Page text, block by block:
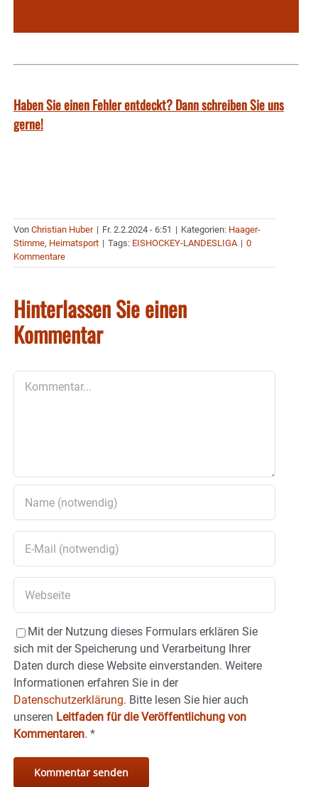
Haben Sie einen Fehler entdeckt? Dann schreiben Sie uns
gerne!
Von Christian Huber | Fr. 2.2.2024 - 6:51 | Kategorien: Haager-
Stimme, Heimatsport | Tags: EISHOCKEY-LANDESLIGA | 0
Kommentare
Hinterlassen Sie einen
Kommentar
Mit der Nutzung dieses Formulars erklären Sie
sich mit der Speicherung und Verarbeitung Ihrer
Daten durch diese Website einverstanden. Weitere
Informationen erfahren Sie in der
Datenschutzerklärung. Bitte lesen Sie hier auch
unseren Leitfaden für die Veröffentlichung von
Kommentaren. *